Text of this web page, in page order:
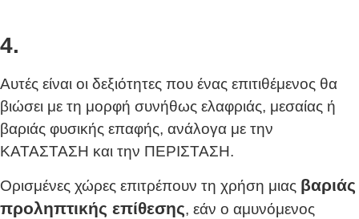
4.
Αυτές είναι οι δεξιότητες που ένας επιτιθέμενος θα
βιώσει με τη μορφή συνήθως ελαφριάς, μεσαίας ή
βαριάς φυσικής επαφής, ανάλογα με την
ΚΑΤΑΣΤΑΣΗ και την ΠΕΡΙΣΤΑΣΗ.
Ορισμένες χώρες επιτρέπουν τη χρήση μιας βαριάς
προληπτικής επίθεσης, εάν ο αμυνόμενος